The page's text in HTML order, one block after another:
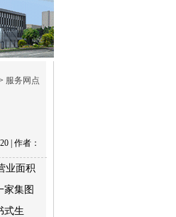
服务网点
| 作者：
业面积
家集图
式生